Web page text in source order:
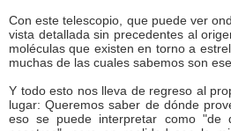
Con este telescopio, que puede ver
vista detallada sin precedentes al
moléculas que existen en torno a
muchas de las cuales sabemos son
Y todo esto nos lleva de regreso al
lugar: Queremos saber de dónde
eso se puede interpretar como "de